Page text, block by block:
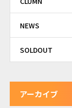
NEWS
SOLDOUT
アーカイブ